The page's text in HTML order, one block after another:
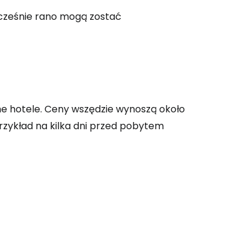
rano mogą zostać
hotele. Ceny wszędzie wynoszą około
na kilka dni przed pobytem
Cestee